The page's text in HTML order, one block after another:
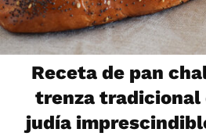
Receta de pan
trenza tradicional
judía